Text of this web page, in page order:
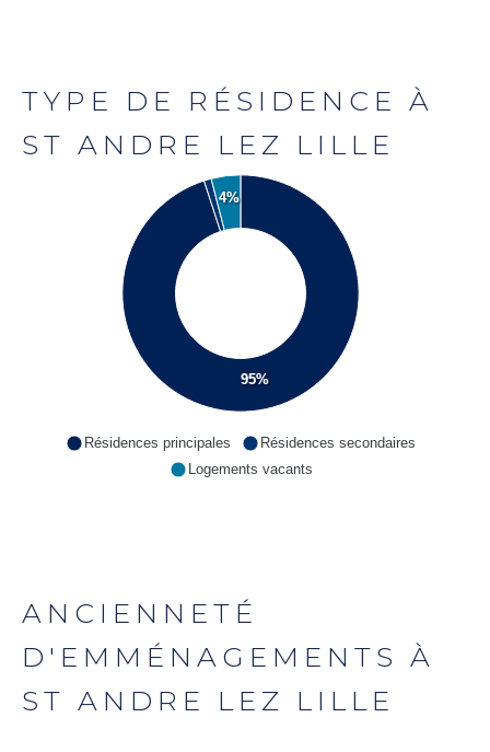
TYPE DE RÉSIDENCE À
ST ANDRE LEZ LILLE
95%
4%
Résidences principales
Résidences secondaires
Logements vacants
ANCIENNETÉ
D'EMMÉNAGEMENTS À
ST ANDRE LEZ LILLE